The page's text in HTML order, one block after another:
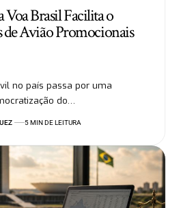
Brasil Facilita o
de Avião Promocionais
no país passa por uma
do…
5 MIN DE LEITURA